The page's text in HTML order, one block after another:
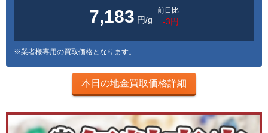
7,183 円/g
前日比
-3円
※業者様専用の買取価格となります。
本日の地金買取価格詳細